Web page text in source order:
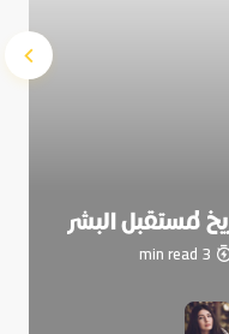
لمستقبل البشر
3 min read